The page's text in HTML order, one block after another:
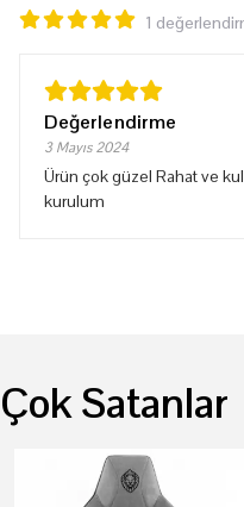
1
Değerlendirme
3 Mayıs 2024
Ürün çok güzel Rahat ve
kurulum
Çok Satanlar